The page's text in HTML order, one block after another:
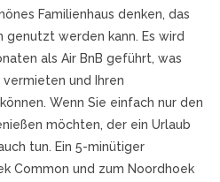
Familienhaus denken, das
genutzt werden kann. Es wird
als Air BnB geführt, was
vermieten und Ihren
Wenn Sie einfach nur den
möchten, der ein Urlaub
tun. Ein 5-minütiger
Common und zum Noordhoek